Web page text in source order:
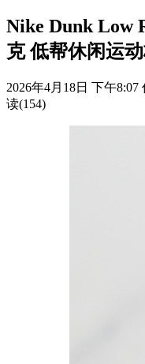
Nike Dunk Low
克 低帮休闲运
2026年4月18日 下午8:07
读(154)